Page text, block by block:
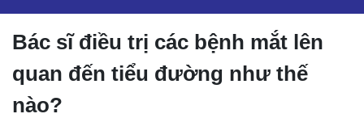
Bác sĩ điều trị các bệnh mắt lên
quan đến tiểu đường như thế
nào?